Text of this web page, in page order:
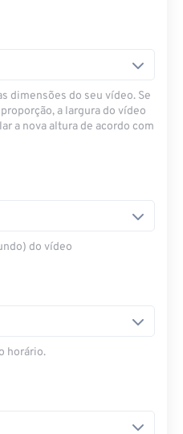
dimensões do seu vídeo. Se
a largura do vídeo
a nova altura de acordo com
do vídeo
horário.